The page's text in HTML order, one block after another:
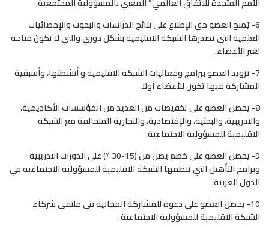
الأمم المتحدة للاتفاق العالمي” المعني بالمسؤولية المجتمعية.
6- يُمنح العضو حق الإطلاع على نتائج الدراسات والبحوث والإحصائيات
العلمية التي تصدرها الشبكة الاقليمية بشكل دوري والتي لا تكون متاحة
لغير الأعضاء.
7- تزويد العضو ببرامج وفعاليات الشبكة الاقليمية و أنشطتها، وأسبقية
المشاركة فيها تكون للأعضاء أولاَ.
8- يحصل العضو على تخفيضات من العديد من المؤسسات الأكاديمية،
والتدريبية، والبحثية، والإقتصادية، والتجارية المتحالفة مع الشبكة
الاقليمية للمسؤولية الاجتماعية.
9- يحصل العضو على خصم يصل من (15-30 ٪) على الدورات التدريبية
وبرامج التأهيل التي تنظمها الشبكة الاقليمية للمسؤولية الاجتماعية في
الدول العربية.
10- يحصل العضو على دعوة للمشاركة المجانية في ملتقى شركاء
الشبكة الاقليمية للمسؤولية الاجتماعية .